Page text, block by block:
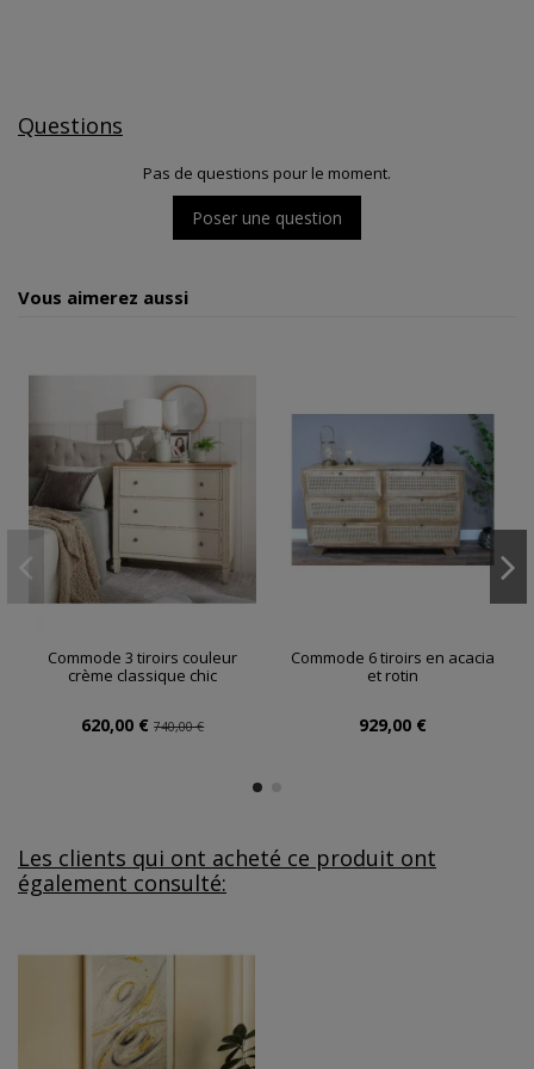
Questions
Pas de questions pour le moment.
Poser une question
Vous aimerez aussi
Commode 3 tiroirs couleur
crème classique chic
620,00 €740,00 €
Commode 6 tiroirs en acacia
et rotin
929,00 €
Les clients qui ont acheté ce produit ont
également consulté: